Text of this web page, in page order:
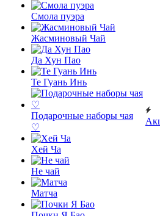
Смола пуэра
Жасминовый Чай
Да Хун Пао
Те Гуань Инь
Подарочные наборы чая
♡
Хей Ча
Не чай
Матча